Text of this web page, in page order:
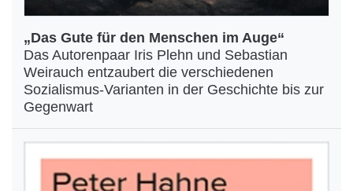
„Das Gute für den Menschen im Auge“
Das Autorenpaar Iris Plehn und Sebastian
Weirauch entzaubert die verschiedenen
Sozialismus-Varianten in der Geschichte bis zur
Gegenwart